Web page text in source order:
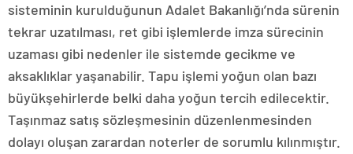
sisteminin kurulduğunun Adalet Bakanlığı’nda sürenin
tekrar uzatılması, ret gibi işlemlerde imza sürecinin
uzaması gibi nedenler ile sistemde gecikme ve
aksaklıklar yaşanabilir. Tapu işlemi yoğun olan bazı
büyükşehirlerde belki daha yoğun tercih edilecektir.
Taşınmaz satış sözleşmesinin düzenlenmesinden
dolayı oluşan zarardan noterler de sorumlu kılınmıştır.